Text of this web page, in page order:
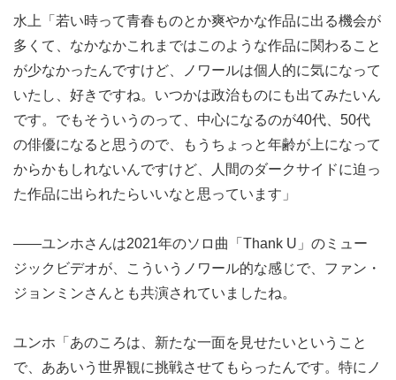
水上「若い時って青春ものとか爽やかな作品に出る機会が
多くて、なかなかこれまではこのような作品に関わること
が少なかったんですけど、ノワールは個人的に気になって
いたし、好きですね。いつかは政治ものにも出てみたいん
です。でもそういうのって、中心になるのが40代、50代
の俳優になると思うので、もうちょっと年齢が上になって
からかもしれないんですけど、人間のダークサイドに迫っ
た作品に出られたらいいなと思っています」
――ユンホさんは2021年のソロ曲「Thank U」のミュー
ジックビデオが、こういうノワール的な感じで、ファン・
ジョンミンさんとも共演されていましたね。
ユンホ「あのころは、新たな一面を見せたいということ
で、ああいう世界観に挑戦させてもらったんです。特にノ